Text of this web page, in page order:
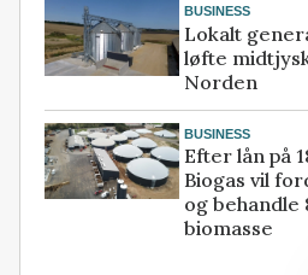
BUSINESS
Lokalt
løfte
Norden
BUSINESS
Efter lån på
Biogas vil
og behandle
biomasse